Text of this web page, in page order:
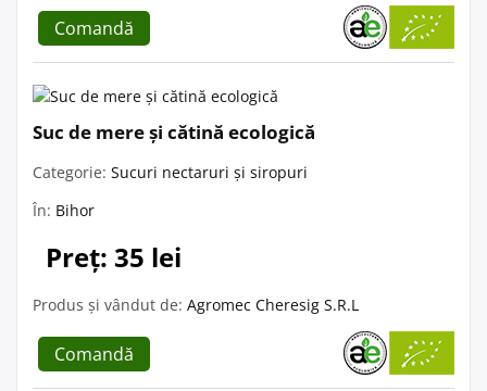
Comandă
Suc de mere și cătină ecologică
Categorie: Sucuri nectaruri și siropuri
În: Bihor
Preț: 35 lei
Produs și vândut de: Agromec Cheresig S.R.L
Comandă